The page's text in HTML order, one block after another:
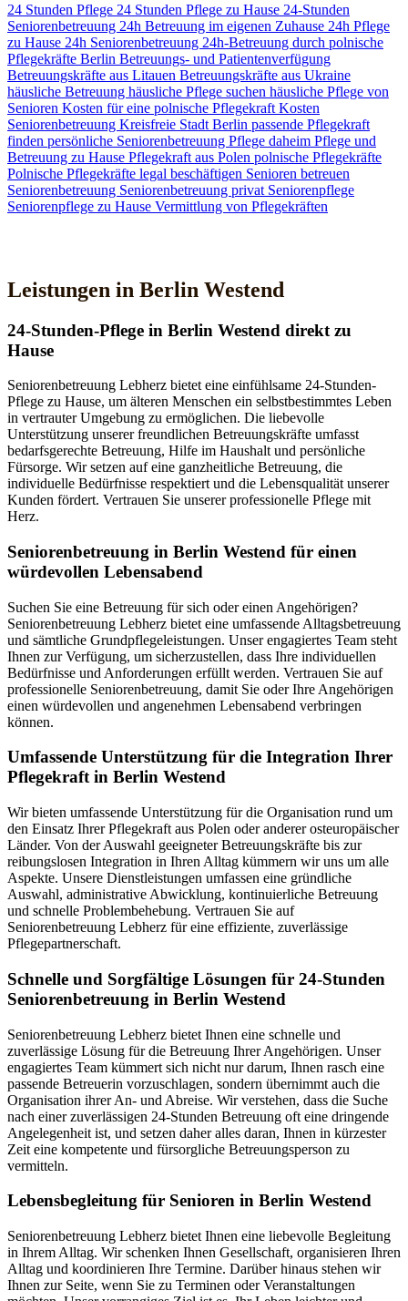
24 Stunden Pflege 24 Stunden Pflege zu Hause 24-Stunden
Seniorenbetreuung 24h Betreuung im eigenen Zuhause 24h Pflege
zu Hause 24h Seniorenbetreuung 24h-Betreuung durch polnische
Pflegekräfte Berlin Betreuungs- und Patientenverfügung
Betreuungskräfte aus Litauen Betreuungskräfte aus Ukraine
häusliche Betreuung häusliche Pflege suchen häusliche Pflege von
Senioren Kosten für eine polnische Pflegekraft Kosten
Seniorenbetreuung Kreisfreie Stadt Berlin passende Pflegekraft
finden persönliche Seniorenbetreuung Pflege daheim Pflege und
Betreuung zu Hause Pflegekraft aus Polen polnische Pflegekräfte
Polnische Pflegekräfte legal beschäftigen Senioren betreuen
Seniorenbetreuung Seniorenbetreuung privat Seniorenpflege
Seniorenpflege zu Hause Vermittlung von Pflegekräften
Leistungen in Berlin Westend
24-Stunden-Pflege in Berlin Westend direkt zu
Hause
Seniorenbetreuung Lebherz bietet eine einfühlsame 24-Stunden-
Pflege zu Hause, um älteren Menschen ein selbstbestimmtes Leben
in vertrauter Umgebung zu ermöglichen. Die liebevolle
Unterstützung unserer freundlichen Betreuungskräfte umfasst
bedarfsgerechte Betreuung, Hilfe im Haushalt und persönliche
Fürsorge. Wir setzen auf eine ganzheitliche Betreuung, die
individuelle Bedürfnisse respektiert und die Lebensqualität unserer
Kunden fördert. Vertrauen Sie unserer professionelle Pflege mit
Herz.
Senioren­betreuung in Berlin Westend für einen
würdevollen Lebensabend
Suchen Sie eine Betreuung für sich oder einen Angehörigen?
Seniorenbetreuung Lebherz bietet eine umfassende Alltagsbetreuung
und sämtliche Grundpflegeleistungen. Unser engagiertes Team steht
Ihnen zur Verfügung, um sicherzustellen, dass Ihre individuellen
Bedürfnisse und Anforderungen erfüllt werden. Vertrauen Sie auf
professionelle Seniorenbetreuung, damit Sie oder Ihre Angehörigen
einen würdevollen und angenehmen Lebensabend verbringen
können.
Umfassende Unterstützung für die Integration Ihrer
Pflegekraft in Berlin Westend
Wir bieten umfassende Unterstützung für die Organisation rund um
den Einsatz Ihrer Pflegekraft aus Polen oder anderer osteuropäischer
Länder. Von der Auswahl geeigneter Betreuungskräfte bis zur
reibungslosen Integration in Ihren Alltag kümmern wir uns um alle
Aspekte. Unsere Dienstleistungen umfassen eine gründliche
Auswahl, administrative Abwicklung, kontinuierliche Betreuung
und schnelle Problembehebung. Vertrauen Sie auf
Seniorenbetreuung Lebherz für eine effiziente, zuverlässige
Pflegepartnerschaft.
Schnelle und Sorgfältige Lösungen für 24-Stunden
Seniorenbetreuung in Berlin Westend
Seniorenbetreuung Lebherz bietet Ihnen eine schnelle und
zuverlässige Lösung für die Betreuung Ihrer Angehörigen. Unser
engagiertes Team kümmert sich nicht nur darum, Ihnen rasch eine
passende Betreuerin vorzuschlagen, sondern übernimmt auch die
Organisation ihrer An- und Abreise. Wir verstehen, dass die Suche
nach einer zuverlässigen 24-Stunden Betreuung oft eine dringende
Angelegenheit ist, und setzen daher alles daran, Ihnen in kürzester
Zeit eine kompetente und fürsorgliche Betreuungsperson zu
vermitteln.
Lebensbegleitung für Senioren in Berlin Westend
Seniorenbetreuung Lebherz bietet Ihnen eine liebevolle Begleitung
in Ihrem Alltag. Wir schenken Ihnen Gesellschaft, organisieren Ihren
Alltag und koordinieren Ihre Termine. Darüber hinaus stehen wir
Ihnen zur Seite, wenn Sie zu Terminen oder Veranstaltungen